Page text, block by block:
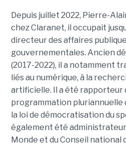
Depuis juillet 2022, Pierre-
chez Claranet, il occupait
directeur des affaires
gouvernementales. Ancien
(2017-2022), il a notamment
liés au numérique, à la
artificielle. Il a été rapporteur
programmation pluriannuelle
la loi de démocratisation du
également été
Monde et du Conseil national